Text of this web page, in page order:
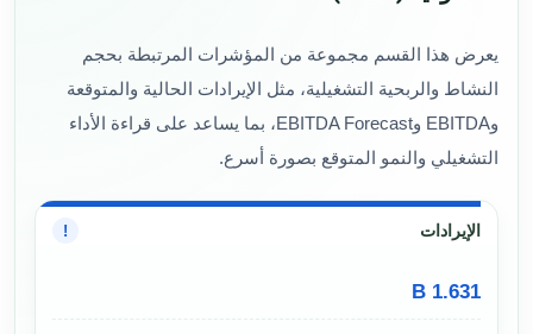
يعرض هذا القسم مجموعة من المؤشرات المرتبطة بحجم
النشاط والربحية التشغيلية، مثل الإيرادات الحالية والمتوقعة
وEBITDA وEBITDA Forecast، بما يساعد على قراءة الأداء
التشغيلي والنمو المتوقع بصورة أسرع.
الإيرادات !
1.631 B